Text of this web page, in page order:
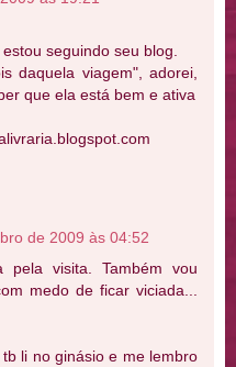
seguindo seu blog.
daquela viagem", adorei,
que ela está bem e ativa
de 2009 às 04:52
pela visita. Também vou
medo de ficar viciada...
li no ginásio e me lembro